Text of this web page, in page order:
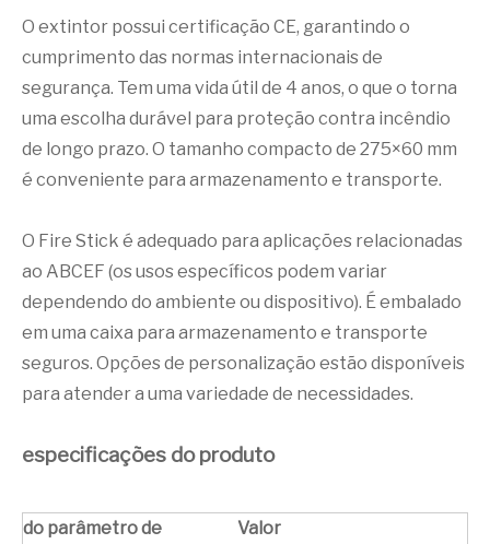
O extintor possui certificação CE, garantindo o
cumprimento das normas internacionais de
segurança. Tem uma vida útil de 4 anos, o que o torna
uma escolha durável para proteção contra incêndio
de longo prazo. O tamanho compacto de 275×60 mm
é conveniente para armazenamento e transporte.
O Fire Stick é adequado para aplicações relacionadas
ao ABCEF (os usos específicos podem variar
dependendo do ambiente ou dispositivo). É embalado
em uma caixa para armazenamento e transporte
seguros. Opções de personalização estão disponíveis
para atender a uma variedade de necessidades.
especificações do produto
do parâmetro de
Valor